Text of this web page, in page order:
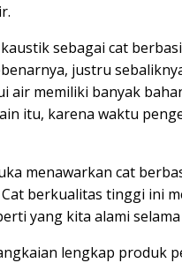
sebagai cat
justru
air memiliki banyak
itu, karena waktu
menawarkan cat
berkualitas tinggi ini
yang kita alami
lengkap produk